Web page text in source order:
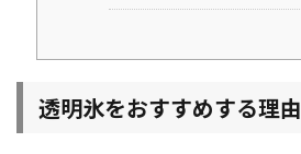
透明氷をおすすめする理由